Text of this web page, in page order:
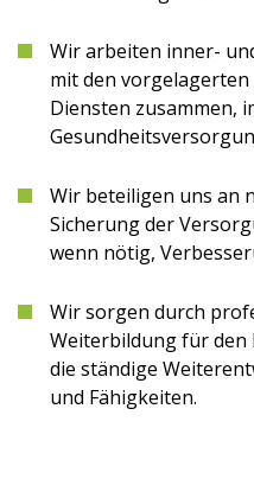
Wir arbeiten inner-
mit den
Diensten zusammen,
Wir beteiligen uns an
Sicherung der
wenn nötig,
Wir sorgen durch
Weiterbildung für den
die ständige
und Fähigkeiten.